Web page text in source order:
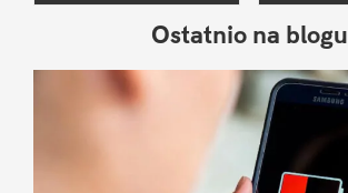
Sidebar
Ostatnio na blogu